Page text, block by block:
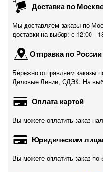
Доставка по
Мы доставляем заказы по
доставки на выбор: с 12:00 -
Отправка по России
Бережно отправляем заказы
Деловые Линии, СДЭК. На
Оплата картой
Вы можете оплатить заказ
Юридическим
Вы можете оплатить заказ по